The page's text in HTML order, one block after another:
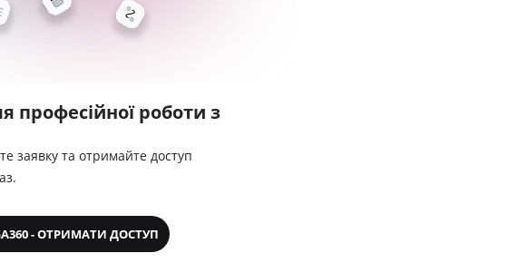
професійної роботи з
заявку та отримайте доступ
- ОТРИМАТИ ДОСТУП